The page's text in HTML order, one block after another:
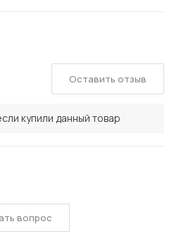
купили данный товар
Оставить отзыв
вопрос